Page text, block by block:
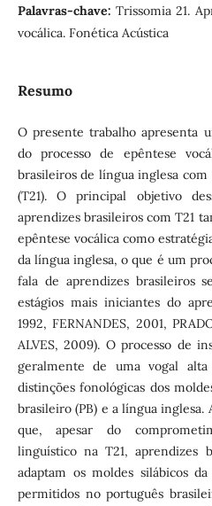
Palavras-chave:Trissomia 21.
vocálica. Fonética Acústica
Resumo
O presente trabalho apresenta
do processo de epêntese
brasileiros de língua inglesa com
(T21). O principal objetivo
aprendizes brasileiros com T21
epêntese vocálica como
da língua inglesa, o que é um
fala de aprendizes brasileiros
estágios mais iniciantes do
1992, FERNANDES, 2001,
ALVES, 2009). O processo de
geralmente de uma vogal
distinções fonológicas dos
brasileiro (PB) e a língua inglesa.
que, apesar do
linguístico na T21, aprendizes
adaptam os moldes silábicos
permitidos no português